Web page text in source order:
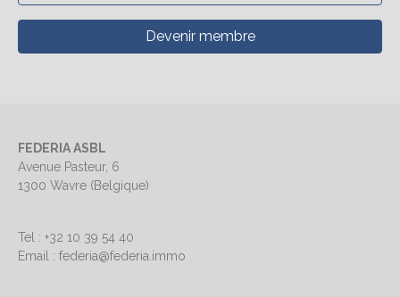
Devenir membre
FEDERIA ASBL
Avenue Pasteur, 6
1300 Wavre (Belgique)
Tel : +32 10 39 54 40
Email : federia@federia.immo